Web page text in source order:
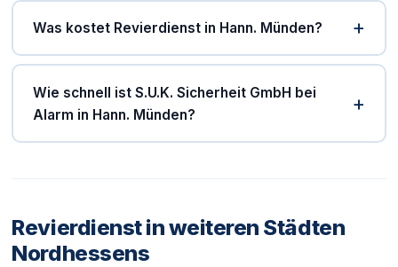
Was kostet Revierdienst in Hann. Münden?
Wie schnell ist S.U.K. Sicherheit GmbH bei
Alarm in Hann. Münden?
Revierdienst in weiteren Städten
Nordhessens